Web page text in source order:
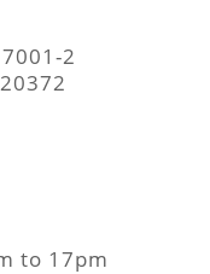
2
to 17pm